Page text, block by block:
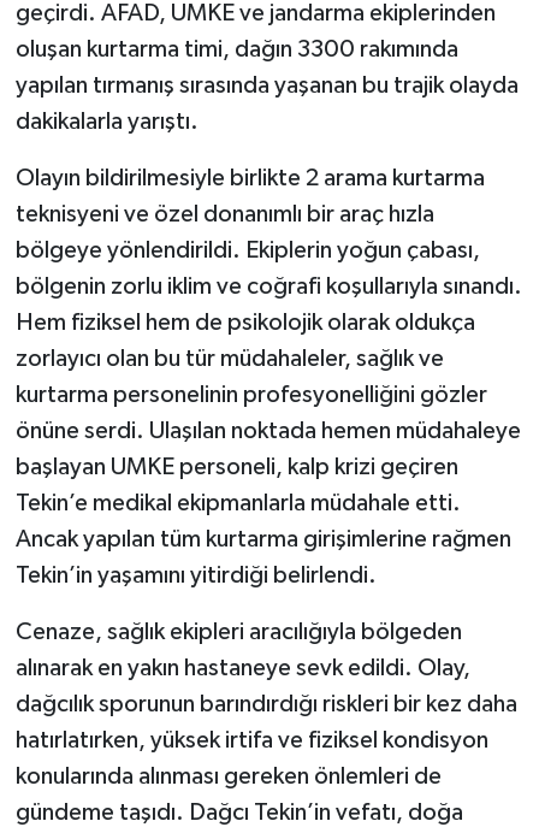
geçirdi. AFAD, UMKE ve jandarma ekiplerinden
oluşan kurtarma timi, dağın 3300 rakımında
yapılan tırmanış sırasında yaşanan bu trajik olayda
dakikalarla yarıştı.
Olayın bildirilmesiyle birlikte 2 arama kurtarma
teknisyeni ve özel donanımlı bir araç hızla
bölgeye yönlendirildi. Ekiplerin yoğun çabası,
bölgenin zorlu iklim ve coğrafi koşullarıyla sınandı.
Hem fiziksel hem de psikolojik olarak oldukça
zorlayıcı olan bu tür müdahaleler, sağlık ve
kurtarma personelinin profesyonelliğini gözler
önüne serdi. Ulaşılan noktada hemen müdahaleye
başlayan UMKE personeli, kalp krizi geçiren
Tekin’e medikal ekipmanlarla müdahale etti.
Ancak yapılan tüm kurtarma girişimlerine rağmen
Tekin’in yaşamını yitirdiği belirlendi.
Cenaze, sağlık ekipleri aracılığıyla bölgeden
alınarak en yakın hastaneye sevk edildi. Olay,
dağcılık sporunun barındırdığı riskleri bir kez daha
hatırlatırken, yüksek irtifa ve fiziksel kondisyon
konularında alınması gereken önlemleri de
gündeme taşıdı. Dağcı Tekin’in vefatı, doğa